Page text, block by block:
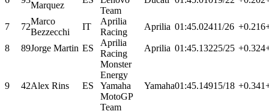
Marquez
Team
7 72
Marco
Bezzecchi
IT
Aprilia
Racing
Aprilia 01:45.02411/26 +0.216
8 89Jorge Martin ES
Aprilia
Racing
Aprilia 01:45.13225/25 +0.324
9 42Alex Rins ES
Monster
Energy
Yamaha
MotoGP
Team
Yamaha01:45.14915/18 +0.341